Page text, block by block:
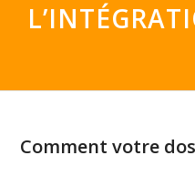
Comment votre